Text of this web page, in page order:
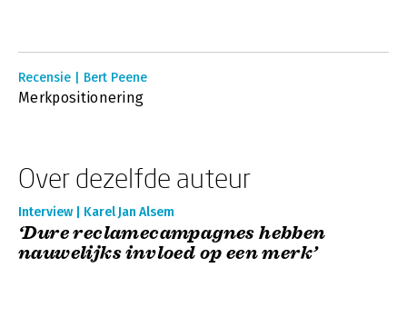
Recensie | Bert Peene
Merkpositionering
Over dezelfde auteur
Interview | Karel Jan Alsem
‘Dure reclamecampagnes hebben
nauwelijks invloed op een merk’